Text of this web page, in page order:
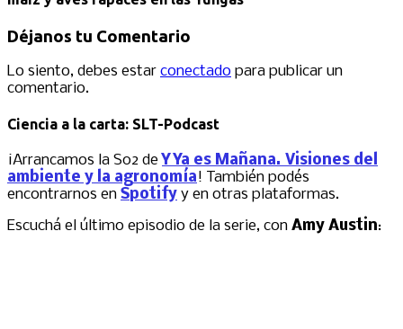
Déjanos tu Comentario
Lo siento, debes estar conectado para publicar un
comentario.
Ciencia a la carta: SLT-Podcast
¡Arrancamos la S02 deY Ya es Mañana. Visiones del
ambiente y la agronomía! También podés
encontrarnos en Spotify y en otras plataformas.
Escuchá el último episodio de la serie, con Amy Austin: